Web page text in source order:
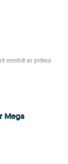
दस्तावेजों का इस्तेमाल
Mega